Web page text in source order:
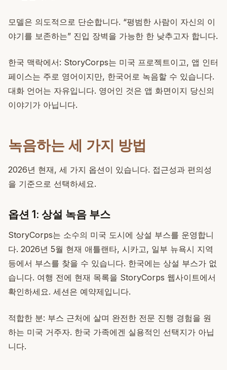
모델은 의도적으로 단순합니다. “평범한 사람이 자신의 이
야기를 보존하는” 진입 장벽을 가능한 한 낮추고자 합니다.
한국 맥락에서: StoryCorps는 미국 프로젝트이고, 앱 인터
페이스는 주로 영어이지만, 한국어로 녹음할 수 있습니다.
대화 언어는 자유입니다. 영어인 것은 앱 화면이지 당신의
이야기가 아닙니다.
녹음하는 세 가지 방법
2026년 현재, 세 가지 옵션이 있습니다. 접근성과 편의성
을 기준으로 선택하세요.
옵션 1: 상설 녹음 부스
StoryCorps는 소수의 미국 도시에 상설 부스를 운영합니
다. 2026년 5월 현재 애틀랜타, 시카고, 일부 뉴욕시 지역
등에서 부스를 찾을 수 있습니다. 한국에는 상설 부스가 없
습니다. 여행 전에 현재 목록을 StoryCorps 웹사이트에서
확인하세요. 세션은 예약제입니다.
적합한 분: 부스 근처에 살며 완전한 전문 진행 경험을 원
하는 미국 거주자. 한국 가족에겐 실용적인 선택지가 아닙
니다.